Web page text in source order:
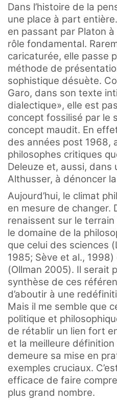
Dans l’histoire de la
une place à part
en passant par Platon
rôle fondamental.
caricaturée, elle passe
méthode de
sophistique désuète.
Garo, dans son texte
dialectique», elle est
concept fossilisé par le
concept maudit. En
des années post 1968,
philosophes critiques
Deleuze et, aussi, dans
Althusser, à dénoncer
Aujourd’hui, le climat
en mesure de changer.
renaissent sur le
le domaine de la
que celui des sciences
1985; Sève et al.,
(Ollman 2005). Il serait
synthèse de ces
d’aboutir à une
Mais il me semble que
politique et
de rétablir un lien fort
et la meilleure
demeure sa mise en
exemples cruciaux.
efficace de faire
plus grand nombre.